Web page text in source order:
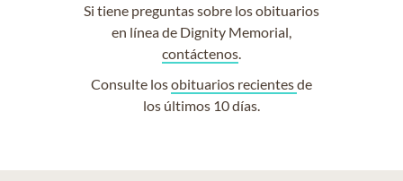
Si tiene preguntas sobre los obituarios
en línea de Dignity Memorial,
contáctenos.
Consulte losobituarios recientesde
los últimos 10 días.